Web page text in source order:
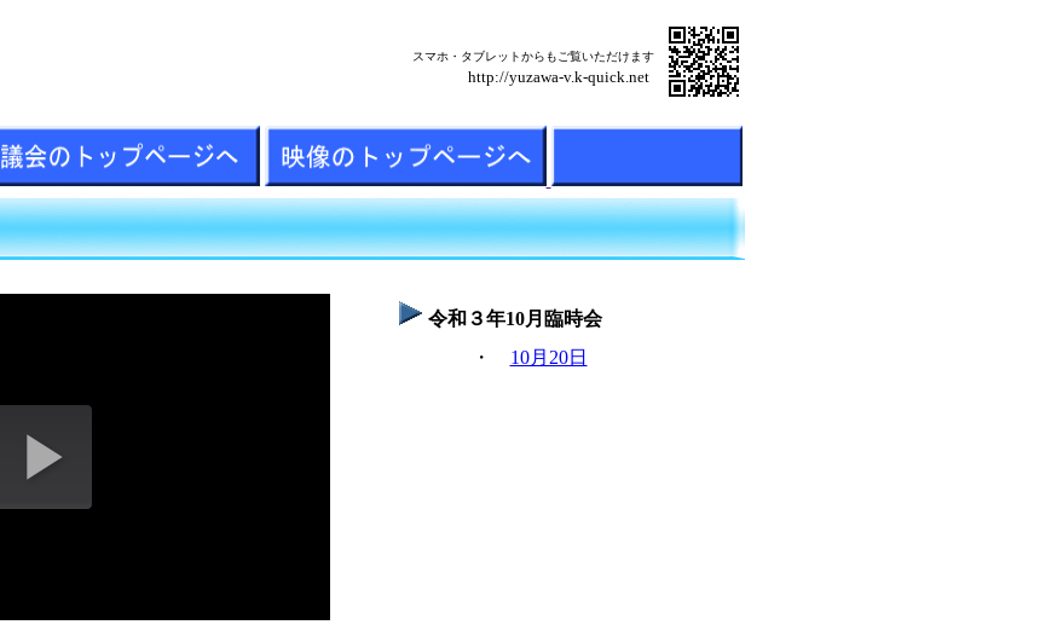
スマホ・タブレットからもご覧いただけます
http://yuzawa-v.k-quick.net
令和３年10月臨時会
・ 10月20日